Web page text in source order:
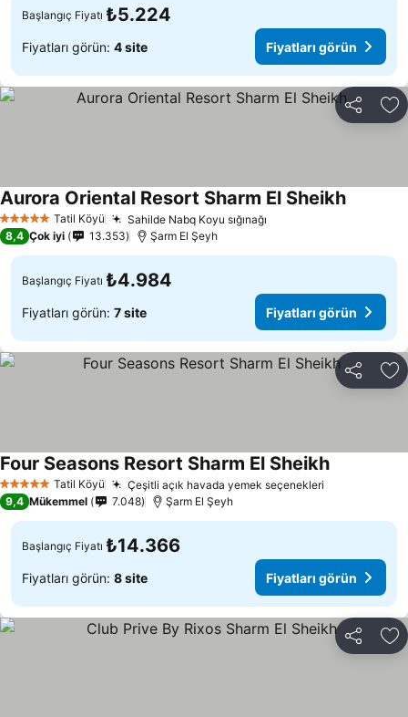
Başlangıç Fiyatı ₺5.224
Fiyatları görün: 4 site Fiyatları görün
Paylaş
5 Yıldız Tatil Köyü Sahilde Nabq Koyu sığınağı
Aurora Oriental Resort Sharm El Sheikh
8,4 Çok iyi 13.353 Şarm El Şeyh
Başlangıç Fiyatı ₺4.984
Fiyatları görün: 7 site Fiyatları görün
Paylaş
5 Yıldız Tatil Köyü Çeşitli açık havada yemek seçenekleri
Four Seasons Resort Sharm El Sheikh
9,4 Mükemmel 7.048 Şarm El Şeyh
Başlangıç Fiyatı ₺14.366
Fiyatları görün: 8 site Fiyatları görün
Paylaş